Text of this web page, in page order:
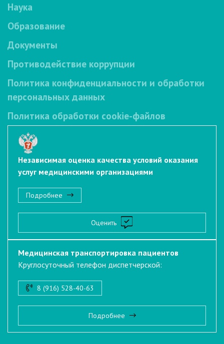
Наука
Образование
Документы
Противодействие коррупции
Политика конфиденциальности и обработки
персональных данных
Политика обработки cookie-файлов
Независимая оценка качества условий оказания
услуг медицинскими организациями
Подробнее
Оценить
Медицинская транспортировка пациентов
Круглосуточный телефон диспетчерской:
8 (916) 528-40-63
Подробнее